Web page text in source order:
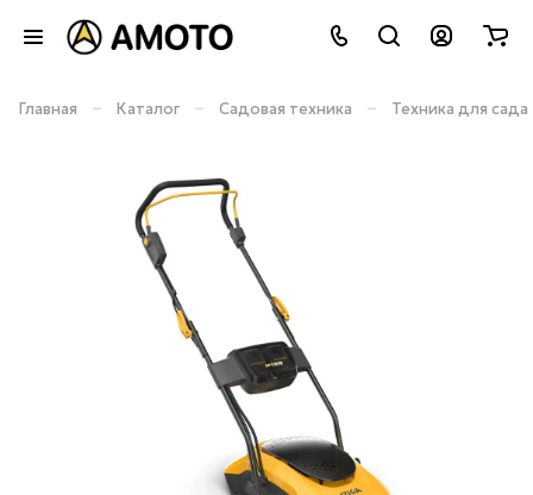
Главная – Каталог – Садовая техника – Техника для сада